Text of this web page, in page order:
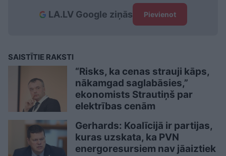
LA.LV Google ziņās Pievienot
SAISTĪTIE RAKSTI
“Risks, ka cenas strauji kāps,
nākamgad saglabāsies,”
ekonomists Strautiņš par
elektrības cenām
Gerhards: Koalīcijā ir partijas,
kuras uzskata, ka PVN
energoresursiem nav jāaiztiek